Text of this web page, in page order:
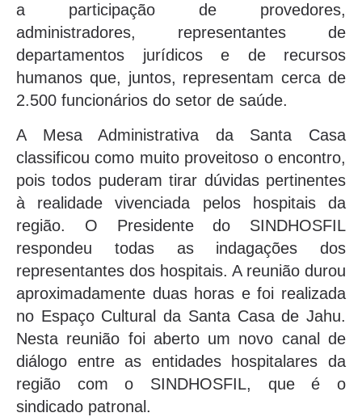
a participação de provedores,
administradores, representantes de
departamentos jurídicos e de recursos
humanos que, juntos, representam cerca de
2.500 funcionários do setor de saúde.
A Mesa Administrativa da Santa Casa
classificou como muito proveitoso o encontro,
pois todos puderam tirar dúvidas pertinentes
à realidade vivenciada pelos hospitais da
região. O Presidente do SINDHOSFIL
respondeu todas as indagações dos
representantes dos hospitais. A reunião durou
aproximadamente duas horas e foi realizada
no Espaço Cultural da Santa Casa de Jahu.
Nesta reunião foi aberto um novo canal de
diálogo entre as entidades hospitalares da
região com o SINDHOSFIL, que é o
sindicado patronal.